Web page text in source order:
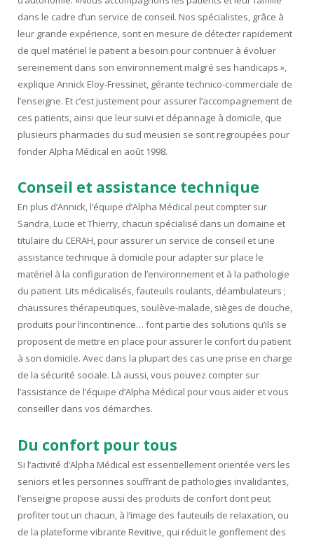
dans le cadre d’un service de conseil. Nos spécialistes, grâce à
leur grande expérience, sont en mesure de détecter rapidement
de quel matériel le patient a besoin pour continuer à évoluer
sereinement dans son environnement malgré ses handicaps »,
explique Annick Eloy-Fressinet, gérante technico-commerciale de
l’enseigne. Et c’est justement pour assurer l’accompagnement de
ces patients, ainsi que leur suivi et dépannage à domicile, que
plusieurs pharmacies du sud meusien se sont regroupées pour
fonder Alpha Médical en août 1998.
Conseil et assistance technique
En plus d’Annick, l’équipe d’Alpha Médical peut compter sur
Sandra, Lucie et Thierry, chacun spécialisé dans un domaine et
titulaire du CERAH, pour assurer un service de conseil et une
assistance technique à domicile pour adapter sur place le
matériel à la configuration de l’environnement et à la pathologie
du patient. Lits médicalisés, fauteuils roulants, déambulateurs ;
chaussures thérapeutiques, soulève-malade, sièges de douche,
produits pour l’incontinence… font partie des solutions qu’ils se
proposent de mettre en place pour assurer le confort du patient
à son domicile. Avec dans la plupart des cas une prise en charge
de la sécurité sociale. Là aussi, vous pouvez compter sur
l’assistance de l’équipe d’Alpha Médical pour vous aider et vous
conseiller dans vos démarches.
Du confort pour tous
Si l’activité d’Alpha Médical est essentiellement orientée vers les
seniors et les personnes souffrant de pathologies invalidantes,
l’enseigne propose aussi des produits de confort dont peut
profiter tout un chacun, à l’image des fauteuils de relaxation, ou
de la plateforme vibrante Revitive, qui réduit le gonflement des